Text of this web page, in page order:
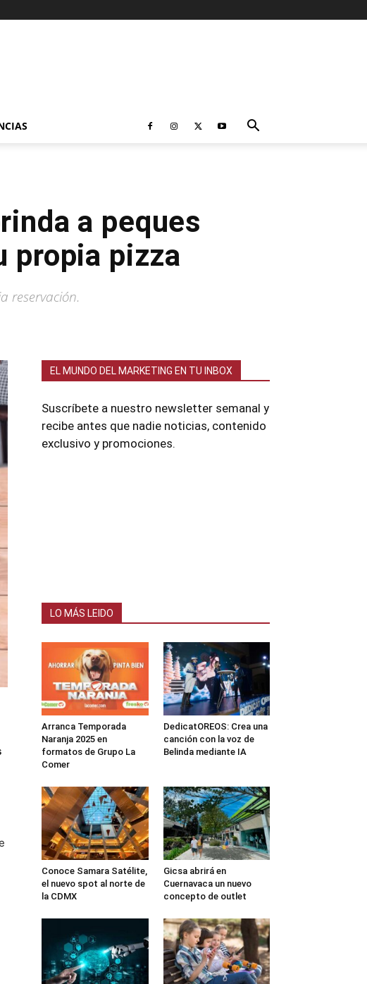
a peques
propia pizza
reservación.
EL MUNDO DEL MARKETING EN TU INBOX
Suscríbete a nuestro newsletter semanal y
recibe antes que nadie noticias, contenido
exclusivo y promociones.
LO MÁS LEIDO
Arranca Temporada
Naranja 2025 en
formatos de Grupo La
Comer
DedicatOREOS: Crea una
canción con la voz de
Belinda mediante IA
Conoce Samara Satélite,
el nuevo spot al norte de
la CDMX
Gicsa abrirá en
Cuernavaca un nuevo
concepto de outlet